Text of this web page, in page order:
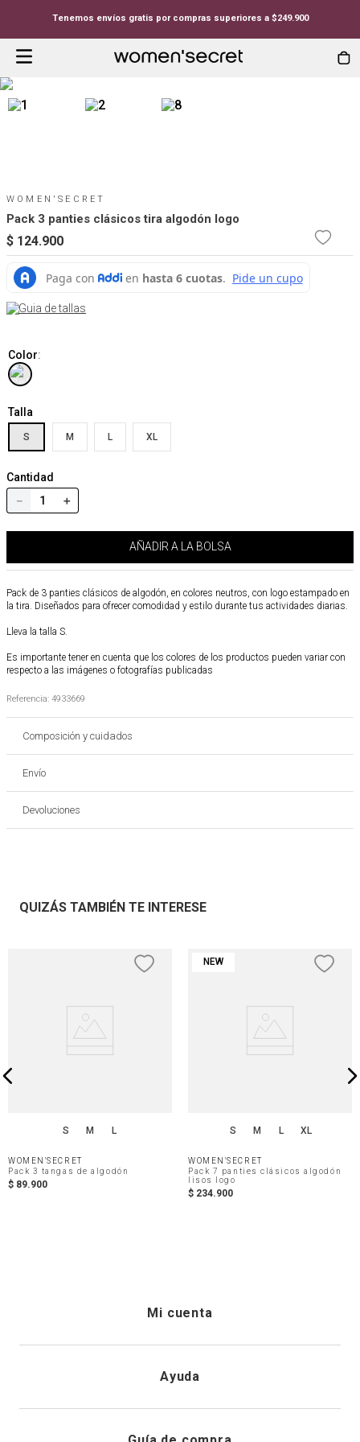
Tenemos envíos gratis por compras superiores a $249.900
WOMEN'SECRET
Pack 3 panties clásicos tira algodón logo
$ 124.900
Guia de tallas
Color:
Talla
S M L XL
Cantidad
＋
－
AÑADIR A LA BOLSA
Pack de 3 panties clásicos de algodón, en colores neutros, con logo estampado en
la tira. Diseñados para ofrecer comodidad y estilo durante tus actividades diarias.
Lleva la talla S.
Es importante tener en cuenta que los colores de los productos pueden variar con
respecto a las imágenes o fotografías publicadas
Referencia: 4933669
Composición y cuidados
Envío
Devoluciones
QUIZÁS TAMBIÉN TE INTERESE
S M L
WOMEN'SECRET
Pack 3 tangas de algodón
$ 89.900
NEW
S M L XL
WOMEN'SECRET
Pack 7 panties clásicos algodón
lisos logo
$ 234.900
Mi cuenta
Registrarme
Ayuda